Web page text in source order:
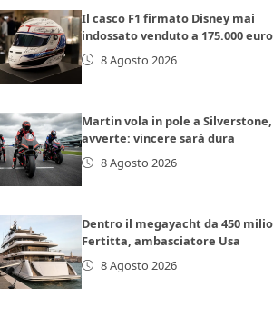
Il casco F1 firmato Disney mai
indossato venduto a 175.000 euro
8 Agosto 2026
Martin vola in pole a
avverte: vincere sarà dura
8 Agosto 2026
Dentro il megayacht da 450
Fertitta, ambasciatore Usa
8 Agosto 2026